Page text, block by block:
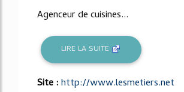
Agenceur de cuisines...
LIRE LA SUITE
Site :http://www.lesmetiers.net